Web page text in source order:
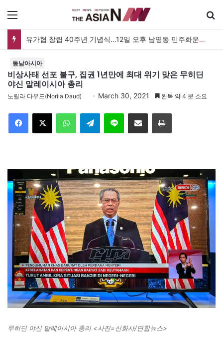
유가협 창립 40주년 기념식…12일 오후 남영동 민주화운동기념관
동남아시아
비상사태 선포 불구, 집권 1년만에 최대 위기 맞은 무히딘
야신 말레이시아 총리
노릴라 다우드(Norila Daud) March 30, 2021 완독 약 4 분 소요
Telegram 이메일
무히딘 야신 말레이시아 총리 <사진=신화사/연합뉴스>